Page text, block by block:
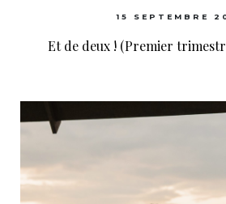
15 SEPTEMBRE
Et de deux ! (Premier